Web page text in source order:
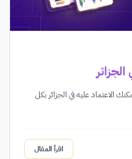
عليه في الجزائر بكل
اقرأ المقال